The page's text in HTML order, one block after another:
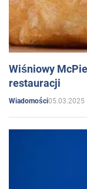
Wiśniowy
restauracji
Wiadomości05.03.2025